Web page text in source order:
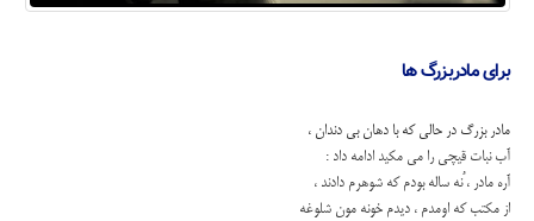
برای مادربزرگ ها
مادر بزرگ در حالی که با دهان بی دندان ،
آب نبات قیچی را می مکید ادامه داد :
آره مادر ، ُنه ساله بودم که شوهرم دادند ،
از مکتب که اومدم ، دیدم خونه مون شلوغه